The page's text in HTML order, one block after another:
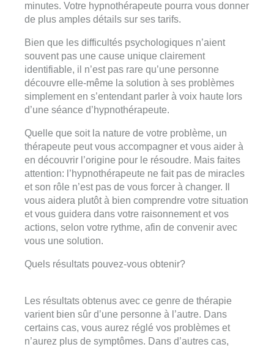
minutes. Votre hypnothérapeute pourra vous donner
de plus amples détails sur ses tarifs.
Bien que les difficultés psychologiques n’aient
souvent pas une cause unique clairement
identifiable, il n’est pas rare qu’une personne
découvre elle-même la solution à ses problèmes
simplement en s’entendant parler à voix haute lors
d’une séance d’hypnothérapeute.
Quelle que soit la nature de votre problème, un
thérapeute peut vous accompagner et vous aider à
en découvrir l’origine pour le résoudre. Mais faites
attention: l’hypnothérapeute ne fait pas de miracles
et son rôle n’est pas de vous forcer à changer. Il
vous aidera plutôt à bien comprendre votre situation
et vous guidera dans votre raisonnement et vos
actions, selon votre rythme, afin de convenir avec
vous une solution.
Quels résultats pouvez-vous obtenir?
Les résultats obtenus avec ce genre de thérapie
varient bien sûr d’une personne à l’autre. Dans
certains cas, vous aurez réglé vos problèmes et
n’aurez plus de symptômes. Dans d’autres cas,